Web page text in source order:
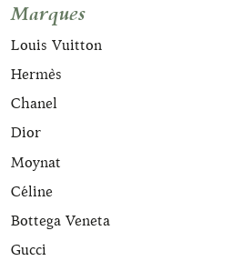
Marques
Louis Vuitton
Hermès
Chanel
Dior
Moynat
Céline
Bottega Veneta
Gucci